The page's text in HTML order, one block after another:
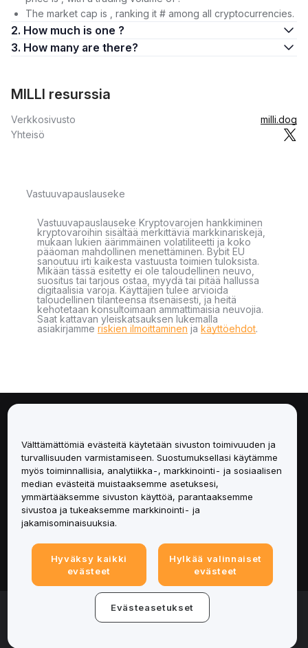
The market cap is , ranking it # among all cryptocurrencies.
2. How much is one ?
3. How many are there?
MILLI resurssia
Verkkosivusto
milli.dog
Yhteisö
Vastuuvapauslauseke
Vastuuvapauslauseke Kryptovarojen hankkiminen
kryptovaroihin sisältää merkittäviä markkinariskejä,
mukaan lukien äärimmäinen volatiliteetti ja koko
pääoman mahdollinen menettäminen. Bybit EU
sanoutuu irti kaikesta vastuusta toimien tuloksista.
Mikään tässä esitetty ei ole taloudellinen neuvo,
suositus tai tarjous ostaa, myydä tai pitää hallussa
digitaalisia varoja. Käyttäjien tulee arvioida
taloudellinen tilanteensa itsenäisesti, ja heitä
kehotetaan konsultoimaan ammattimaisia neuvojia.
Saat kattavan yleiskatsauksen lukemalla
asiakirjamme riskien ilmoittaminen ja käyttöehdot.
Palvelut
Tuki
Tuotteet
Lakiasiat
© 2025-2026 Bybit.eu. All rights reserved.
Välttämättömiä evästeitä käytetään sivuston toimivuuden ja
turvallisuuden varmistamiseen. Suostumuksellasi käytämme
myös toiminnallisia, analytiikka-, markkinointi- ja sosiaalisen
median evästeitä muistaaksemme asetuksesi,
ymmärtääksemme sivuston käyttöä, parantaaksemme
sivustoa ja tukeaksemme markkinointi- ja
jakamisominaisuuksia.
Hyväksy kaikki
evästeet
Hylkää valinnaiset
evästeet
Evästeasetukset